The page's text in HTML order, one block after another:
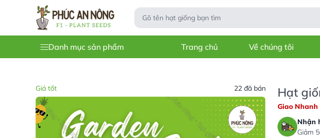
Danh mục sản phẩm Trang chủ Về chúng tôi
Giá tốt 22 đã bán Hạt
Giao Nhanh
Nhận
Giảm